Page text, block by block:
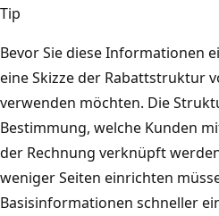
Tip
Bevor Sie diese Informationen
eine Skizze der Rabattstruktur
verwenden möchten. Die
Bestimmung, welche Kunden
der Rechnung verknüpft
weniger Seiten einrichten
Basisinformationen schneller